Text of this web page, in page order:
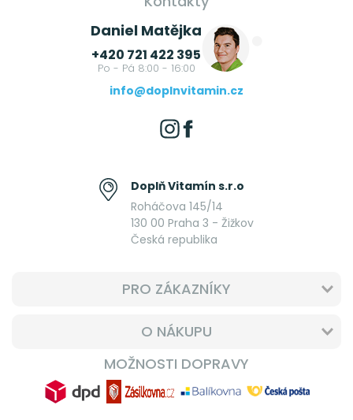
Daniel Matějka
+420 721 422 395
Po - Pá 8:00 - 16:00
info@doplnvitamin.cz
Doplň Vitamín s.r.o
Roháčova 145/14
130 00 Praha 3 - Žižkov
Česká republika
PRO ZÁKAZNÍKY
O NÁKUPU
MOŽNOSTI DOPRAVY